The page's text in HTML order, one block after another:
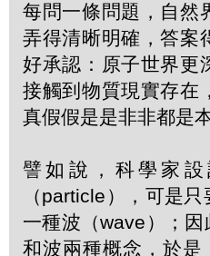
每問一條問題，自然
弄得清晰明確，答案
好承認：原子世界更
接觸到物質現實存在
真假假是是非非都是
譬如說，科學家
（particle），可是
一種波（wave）；
和波兩種概念，於